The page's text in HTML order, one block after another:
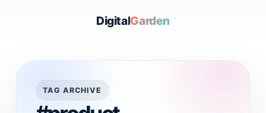
DigitalGarden
TAG ARCHIVE